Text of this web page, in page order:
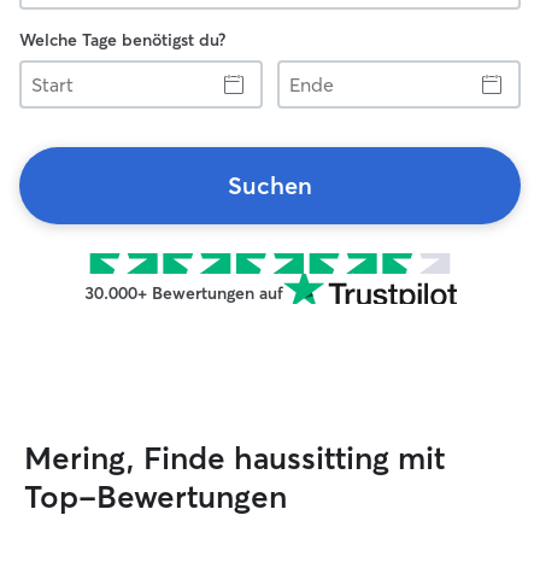
Welche Tage benötigst du?
Start
Ende
Suchen
30.000+ Bewertungen auf
Mering, Finde haussitting mit
Top-Bewertungen